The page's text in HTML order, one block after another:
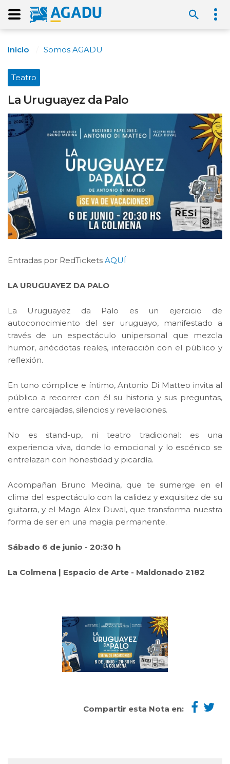
Inicio Somos AGADU
Teatro
La Uruguayez da Palo
Entradas por RedTickets AQUÍ
LA URUGUAYEZ DA PALO
La Uruguayez da Palo es un ejercicio de
autoconocimiento del ser uruguayo, manifestado a
través de un espectáculo unipersonal que mezcla
humor, anécdotas reales, interacción con el público y
reflexión.
En tono cómplice e íntimo, Antonio Di Matteo invita al
público a recorrer con él su historia y sus preguntas,
entre carcajadas, silencios y revelaciones.
No es stand-up, ni teatro tradicional: es una
experiencia viva, donde lo emocional y lo escénico se
entrelazan con honestidad y picardía.
Acompañan Bruno Medina, que te sumerge en el
clima del espectáculo con la calidez y exquisitez de su
guitarra, y el Mago Alex Duval, que transforma nuestra
forma de ser en una magia permanente.
Sábado 6 de junio - 20:30 h
La Colmena | Espacio de Arte - Maldonado 2182
Compartir esta Nota en: